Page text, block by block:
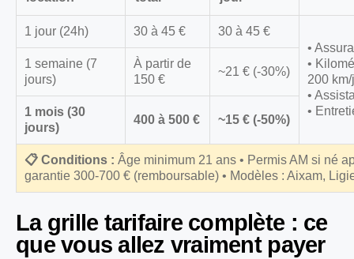
1 jour (24h) 30 à 45 €
30 à 45 €
•
•
200
•
•
1 semaine (7
jours)
À partir de
150 €
~21 € (-30%)
1 mois (30
jours)
400 à 500 € ~15 € (-50%)
📋 Conditions : Âge minimum 21 ans • Permis AM si né
garantie 300-700 € (remboursable) • Modèles : Aixam,
La grille tarifaire complète : ce
que vous allez vraiment payer